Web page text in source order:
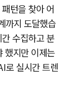
턴을 찾아 어
까지 도달했습
수집하고 분
했지만 이제는
로 실시간 트렌